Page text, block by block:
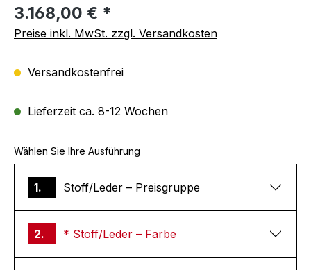
Regulärer Preis:
3.168,00 € *
Preise inkl. MwSt. zzgl. Versandkosten
Versandkostenfrei
Lieferzeit ca. 8-12 Wochen
Wählen Sie Ihre Ausführung
1. Stoff/Leder – Preisgruppe
2. * Stoff/Leder – Farbe